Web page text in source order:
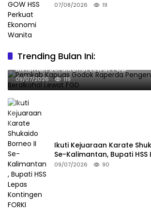
07/08/2026 19
Trending Bulan Ini:
Pemkab Kapuas Godok Raperda
Minuman Beralkohol Lewat FGD
09/07/2026 119
Ikuti Kejuaraan Karate
Se-Kalimantan, Bupati
FORKI
09/07/2026 90